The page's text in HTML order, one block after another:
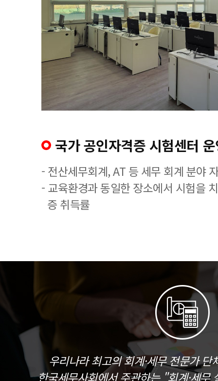
국가 공인자격증 시험센터
- 전산세무회계, AT 등 세무 회계 분야
- 교육환경과 동일한 장소에서 시험을
증 취득률
우리나라 최고의 회계·세무 전문가
한국세무사회에서 주관하는 "회계·세무